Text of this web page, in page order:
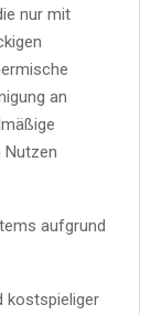
nur mit
an
Nutzen
aufgrund
kostspieliger